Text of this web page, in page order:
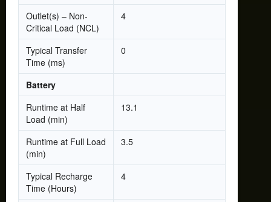
Outlet(s) – Non-
Critical Load (NCL)
4
Typical Transfer
Time (ms)
0
Battery
Runtime at Half
Load (min)
13.1
Runtime at Full Load
(min)
3.5
Typical Recharge
Time (Hours)
4